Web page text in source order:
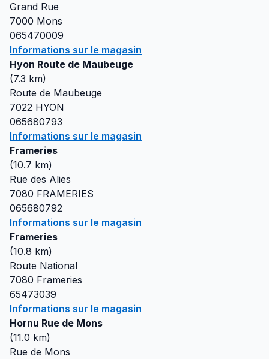
Grand Rue
7000 Mons
065470009
Informations sur le magasin
Hyon Route de Maubeuge
(7.3 km)
Route de Maubeuge
7022 HYON
065680793
Informations sur le magasin
Frameries
(10.7 km)
Rue des Alies
7080 FRAMERIES
065680792
Informations sur le magasin
Frameries
(10.8 km)
Route National
7080 Frameries
65473039
Informations sur le magasin
Hornu Rue de Mons
(11.0 km)
Rue de Mons